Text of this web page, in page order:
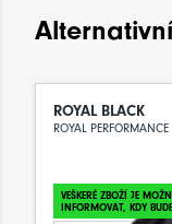
ROYAL BLACK
ROYAL
VEŠKERÉ ZBOŽÍ JE
INFORMOVAT, KDY